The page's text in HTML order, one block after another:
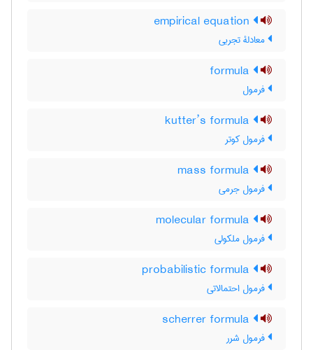
معادلۀ تجربی
فرمول
فرمول کوتر
فرمول جرمی
فرمول ملکولی
فرمول احتمالاتی
فرمول شرر